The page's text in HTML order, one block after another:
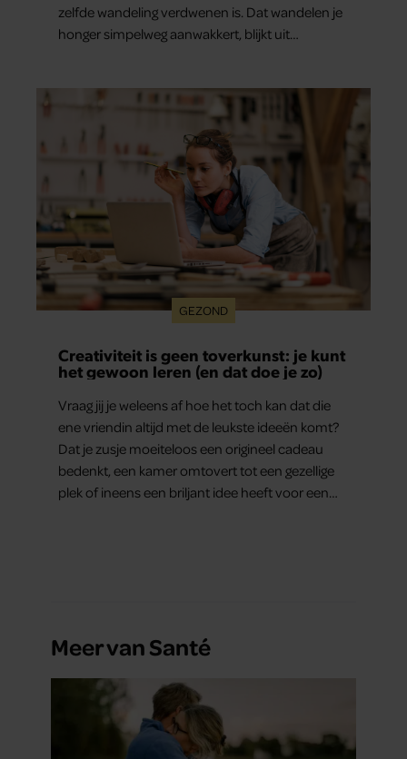
zelfde wandeling verdwenen is. Dat wandelen je
honger simpelweg aanwakkert, blijkt uit
GEZOND
Creativiteit is geen toverkunst: je kunt
het gewoon leren (en dat doe je zo)
Vraag jij je weleens af hoe het toch kan dat die
ene vriendin altijd met de leukste ideeën komt?
Dat je zusje moeiteloos een origineel cadeau
bedenkt, een kamer omtovert tot een gezellige
plek of ineens een briljant idee heeft voor een
Meer van Santé